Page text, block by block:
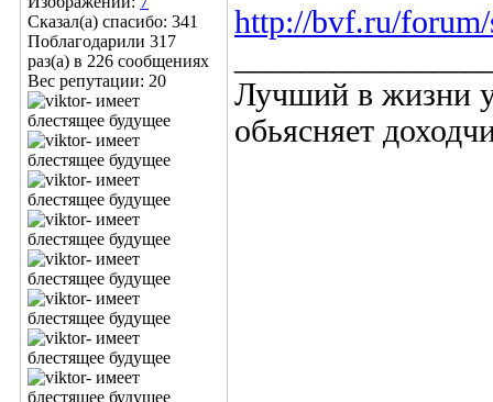
Сказал(а) спасибо: 341
Поблагодарили 317
раз(а) в 226 сообщениях
Вес репутации: 20
http://bvf.ru/forum/
Лучший в жизни
обьясняет